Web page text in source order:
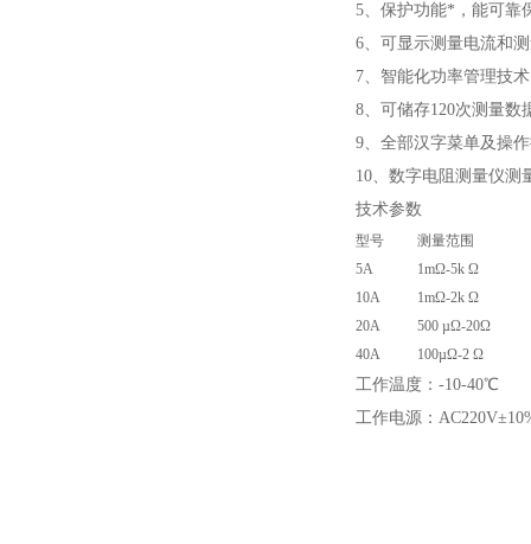
5、保护功能*，能可靠
6、可显示测量电流和
7、智能化功率管理技
8、可储存120次测量数
9、全部汉字菜单及操
10、数字电阻测量仪
技术参数
型号
测量范围
5A
1mΩ-5k Ω
10A
1mΩ-2k Ω
20A
500 µΩ-20Ω
40A
100µΩ-2 Ω
工作温度：-10-40℃
工作电源：